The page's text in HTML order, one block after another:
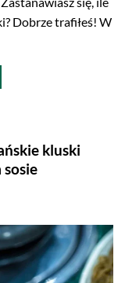
Dobrze trafiłeś! W
kluski